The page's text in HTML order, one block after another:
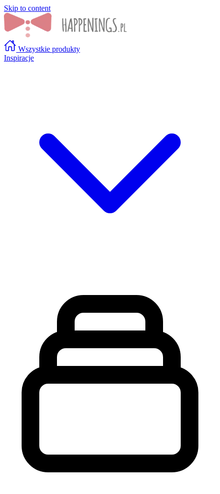
Skip to content
Wszystkie produkty
Inspiracje